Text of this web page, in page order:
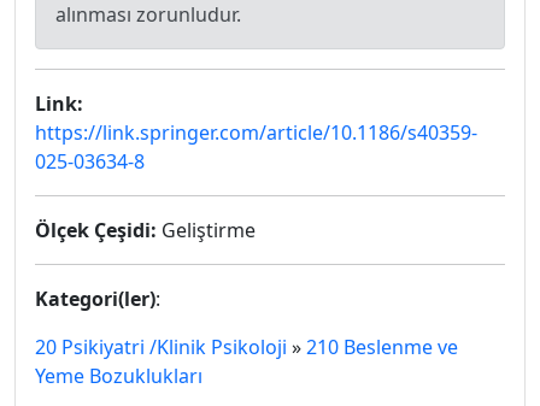
alınması zorunludur.
Link:
https://link.springer.com/article/10.1186/s40359-
025-03634-8
Ölçek Çeşidi: Geliştirme
Kategori(ler):
20 Psikiyatri /Klinik Psikoloji »210 Beslenme ve
Yeme Bozuklukları